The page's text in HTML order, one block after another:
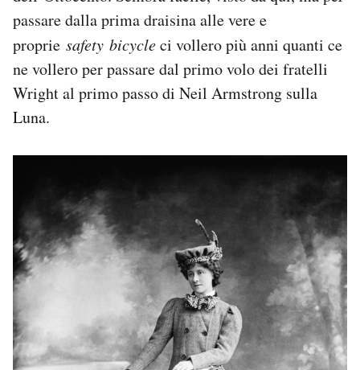
passare dalla prima draisina alle vere e
proprie safety bicycleci vollero più anni quanti ce
ne vollero per passare dal primo volo dei fratelli
Wright al primo passo di Neil Armstrong sulla
Luna.